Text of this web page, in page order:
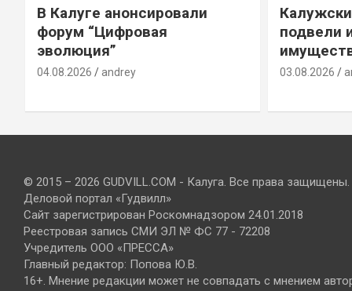
В Калуге анонсировали
форум “Цифровая
эволюция”
04.08.2026 andrey
подвели
03.08.2026
© 2015 – 2026 GUDVILL.COM - Калуга. Все права защищены.
Деловой портал «Гудвилл»
Сайт зарегистрирован Роскомнадзором 24.01.2018
Реестровая запись СМИ ЭЛ № ФС 77 - 72208
Учредитель ООО «ПРЕССА»
Главный редактор: Попова Ю.В.
16+. Мнение редакции может не совпадать с мнением